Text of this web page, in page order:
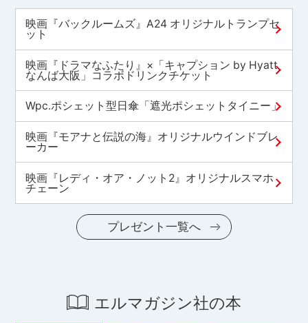
映画『バックルームズ』A24 オリジナルトランプセ
ット
映画『ドラマなふたり』×「キャプション by Hyatt
なんば大阪」コラボドリンクチケット
Wpc.ポシェット型日傘「遮光ポシェットタイニー」
映画『モアナと伝説の海』オリジナルウインドブレ
ーカー
映画『レディ・オア・ノット2』オリジナルスマホ
チェーン
プレゼント一覧へ
エルマガジン社の本